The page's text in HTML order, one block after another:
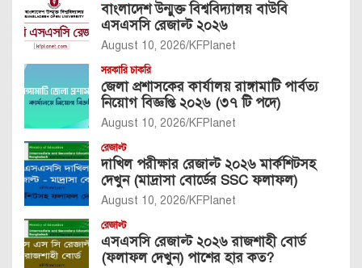
বাংলাদেশ উন্মুক্ত বিশ্ববিদ্যালয় বাউবি
এসএসসি রেজাল্ট ২০২৬
August 10, 2026 KFPlanet
সরকারি চাকরি
জেলা প্রশাসকের কার্যালয় রাঙ্গামাটি পার্বত্য
নিয়োগ বিজ্ঞপ্তি ২০২৬ (৩৭ টি পদে)
August 10, 2026 KFPlanet
রেজাল্ট
দাখিল পরীক্ষার রেজাল্ট ২০২৬ মার্কশিটসহ
দেখুন (মাদ্রাসা বোর্ডের SSC ফলাফল)
August 10, 2026 KFPlanet
রেজাল্ট
এসএসসি রেজাল্ট ২০২৬ রাজশাহী বোর্ড
(ফলাফল দেখুন) পাশের হার কত?